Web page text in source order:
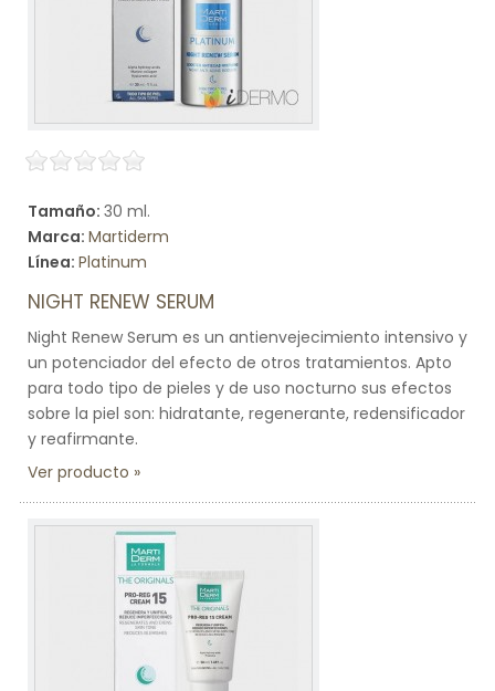
Tamaño: 30 ml.
Marca: Martiderm
Línea: Platinum
NIGHT RENEW SERUM
Night Renew Serum es un antienvejecimiento intensivo y
un potenciador del efecto de otros tratamientos. Apto
para todo tipo de pieles y de uso nocturno sus efectos
sobre la piel son: hidratante, regenerante, redensificador
y reafirmante.
Ver producto